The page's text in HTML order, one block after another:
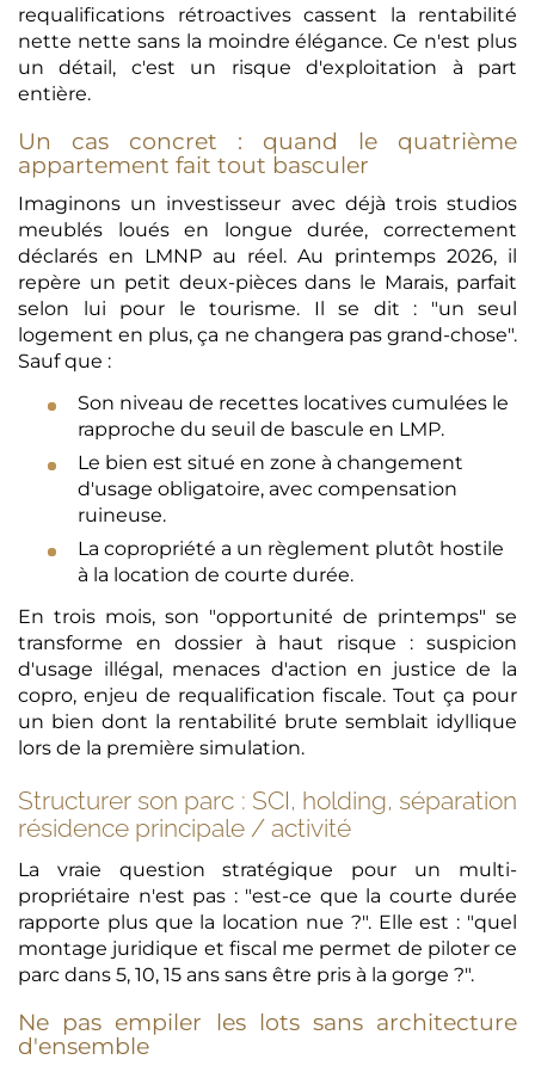
requalifications rétroactives cassent la rentabilité
nette nette sans la moindre élégance. Ce n'est plus
un détail, c'est un risque d'exploitation à part
entière.
Un cas concret : quand le quatrième
appartement fait tout basculer
Imaginons un investisseur avec déjà trois studios
meublés loués en longue durée, correctement
déclarés en LMNP au réel. Au printemps 2026, il
repère un petit deux-pièces dans le Marais, parfait
selon lui pour le tourisme. Il se dit : "un seul
logement en plus, ça ne changera pas grand-chose".
Sauf que :
Son niveau de recettes locatives cumulées le
rapproche du seuil de bascule en LMP.
Le bien est situé en zone à changement
d'usage obligatoire, avec compensation
ruineuse.
La copropriété a un règlement plutôt hostile
à la location de courte durée.
En trois mois, son "opportunité de printemps" se
transforme en dossier à haut risque : suspicion
d'usage illégal, menaces d'action en justice de la
copro, enjeu de requalification fiscale. Tout ça pour
un bien dont la rentabilité brute semblait idyllique
lors de la première simulation.
Structurer son parc : SCI, holding, séparation
résidence principale / activité
La vraie question stratégique pour un multi-
propriétaire n'est pas : "est-ce que la courte durée
rapporte plus que la location nue ?". Elle est : "quel
montage juridique et fiscal me permet de piloter ce
parc dans 5, 10, 15 ans sans être pris à la gorge ?".
Ne pas empiler les lots sans architecture
d'ensemble